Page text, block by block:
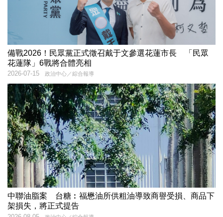
備戰2026！民眾黨正式徵召戴于文參選花蓮市長 「民眾
花蓮隊」6戰將合體亮相
政治中心／綜合報導
2026-07-15
中聯油脂案 台糖︰福懋油所供粗油導致商譽受損、商品下
架損失，將正式提告